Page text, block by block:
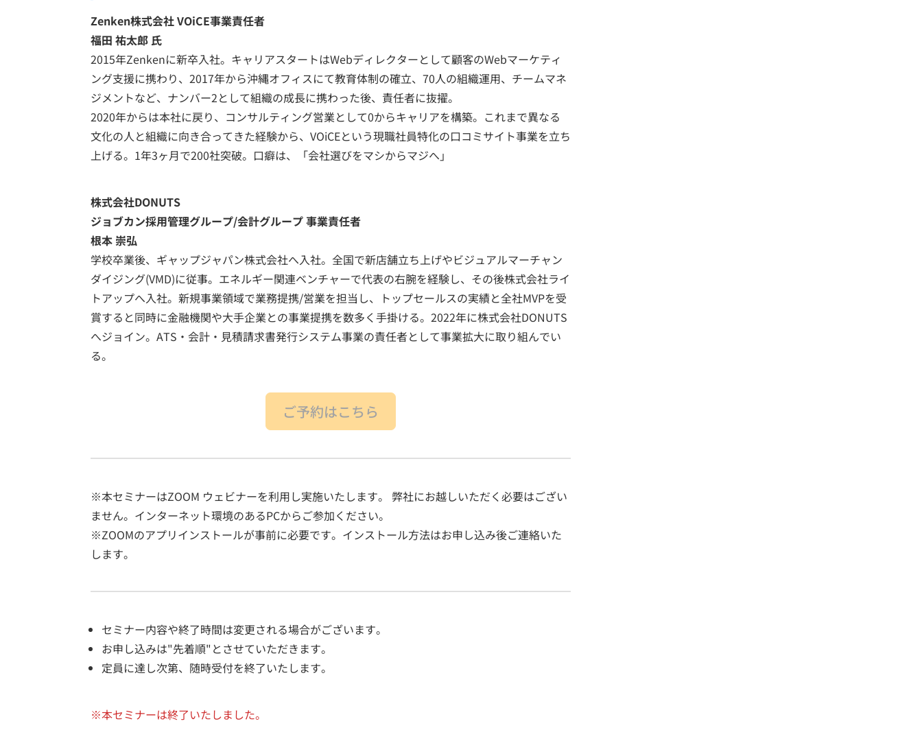
Zenken株式会社 VOiCE事業責任者
福田 祐太郎 氏
2015年Zenkenに新卒入社。キャリアスタートはWebディレクターとして顧客のWebマーケティ
ング支援に携わり、2017年から沖縄オフィスにて教育体制の確立、70人の組織運用、チームマネ
ジメントなど、ナンバー2として組織の成長に携わった後、責任者に抜擢。
2020年からは本社に戻り、コンサルティング営業として0からキャリアを構築。これまで異なる
文化の人と組織に向き合ってきた経験から、VOiCEという現職社員特化の口コミサイト事業を立ち
上げる。1年3ヶ月で200社突破。口癖は、「会社選びをマシからマジへ」
株式会社DONUTS
ジョブカン採用管理グループ/会計グループ 事業責任者
根本 崇弘
学校卒業後、ギャップジャパン株式会社へ入社。全国で新店舗立ち上げやビジュアルマーチャン
ダイジング(VMD)に従事。エネルギー関連ベンチャーで代表の右腕を経験し、その後株式会社ライ
トアップへ入社。新規事業領域で業務提携/営業を担当し、トップセールスの実績と全社MVPを受
賞すると同時に金融機関や大手企業との事業提携を数多く手掛ける。2022年に株式会社DONUTS
へジョイン。ATS・会計・見積請求書発行システム事業の責任者として事業拡大に取り組んでい
る。
ご予約はこちら
※本セミナーはZOOM ウェビナーを利用し実施いたします。 弊社にお越しいただく必要はござい
ません。インターネット環境のあるPCからご参加ください。
※ZOOMのアプリインストールが事前に必要です。インストール方法はお申し込み後ご連絡いた
します。
セミナー内容や終了時間は変更される場合がございます。
お申し込みは"先着順"とさせていただきます。
定員に達し次第、随時受付を終了いたします。
※本セミナーは終了いたしました。